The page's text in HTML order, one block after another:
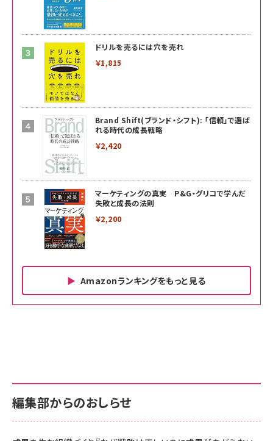
ドリルを売るには穴を売れ
￥1,815
Brand Shift(ブランド・シフト): 「信頼」で選ば
れる時代の成長戦略
￥2,420
マーケティングの真実 P&G・グリコで学んだ
失敗と成長の法則
￥2,200
Amazonランキングをもっと見る
￥880
anan(アンアン)2026/06/24号 No.2500増刊
スペシャルエディション[王道エンタメの矜持／
サポート正規品 メーカー保証5年 KLMEA128G
NIMASO ガラスフィルム iPhone 17 用 保護フィ
サポート正規品 メーカー保証5年 KLMEA128G
Amazon eギフトカード - Amazonロゴ - クラ
編集部からのおしらせ